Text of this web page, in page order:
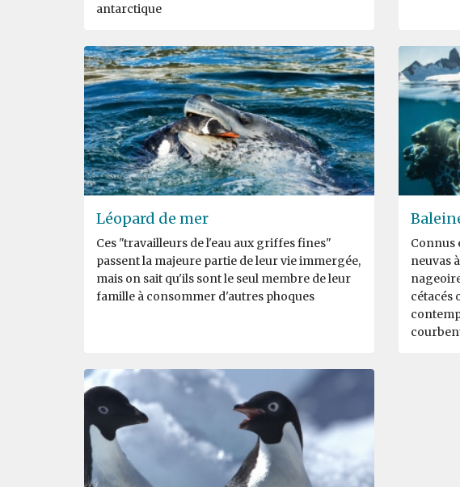
antarctique
Léopard de mer
Ces "travailleurs de l'eau aux griffes fines"
passent la majeure partie de leur vie immergée,
mais on sait qu'ils sont le seul membre de leur
famille à consommer d'autres phoques
Connus
neuvas
cétacés